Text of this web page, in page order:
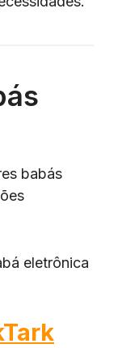
babás
eletrônica